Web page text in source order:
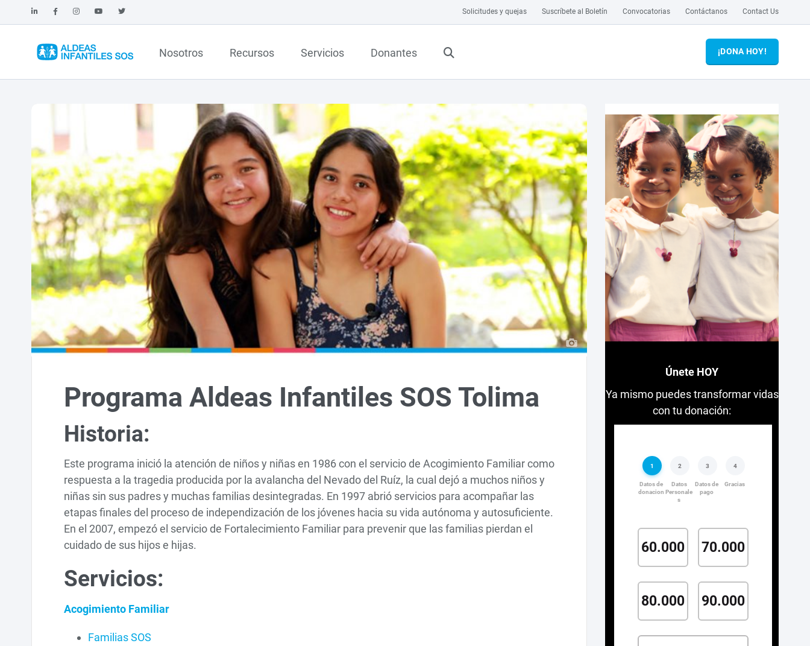
Solicitudes y quejas Suscríbete al Boletín Convocatorias Contáctanos Contact Us
Nosotros Recursos Servicios Donantes ¡DONA HOY!
Programa Aldeas Infantiles SOS Tolima
Historia:
Este programa inició la atención de niños y niñas en 1986 con el servicio de Acogimiento Familiar como
respuesta a la tragedia producida por la avalancha del Nevado del Ruíz, la cual dejó a muchos niños y
niñas sin sus padres y muchas familias desintegradas. En 1997 abrió servicios para acompañar las
etapas finales del proceso de independización de los jóvenes hacia su vida autónoma y autosuficiente.
En el 2007, empezó el servicio de Fortalecimiento Familiar para prevenir que las familias pierdan el
cuidado de sus hijos e hijas.
Servicios:
Acogimiento Familiar
Familias SOS
Únete HOY
Ya mismo puedes transformar vidas
con tu donación: